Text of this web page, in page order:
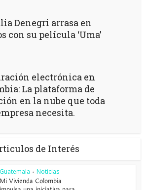
Denegri arrasa en
con su película ‘Uma’
electrónica en
La plataforma de
en la nube que toda
necesita.
de Interés
Guatemala • Noticias
Mi Vivienda Colombia